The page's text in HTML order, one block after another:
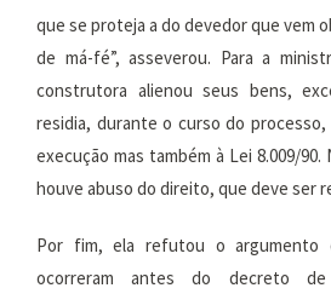
que se proteja a do devedor que vem
de má-fé”, asseverou. Para a
construtora alienou seus bens,
residia, durante o curso do
execução mas também à Lei 8.009/90.
houve abuso do direito, que deve ser
Por fim, ela refutou o argumento
ocorreram antes do decreto de